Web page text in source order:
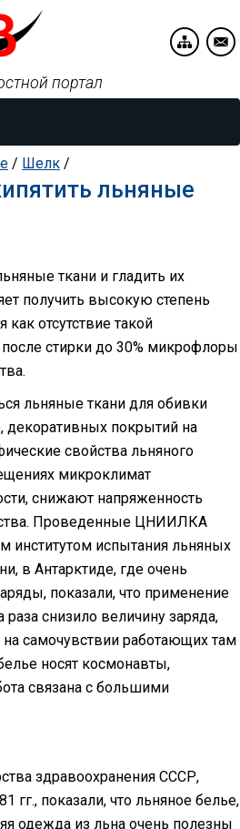
портал
/ Шелк /
льняные
ткани и гладить их
получить высокую степень
как отсутствие такой
стирки до 30% микрофлоры
льняные ткани для обивки
декоративных покрытий на
свойства льняного
микроклимат
снижают напряженность
Проведенные ЦНИИЛКА
институтом испытания льняных
в Антарктиде, где очень
показали, что применение
снизило величину заряда,
самочувствии работающих там
носят космонавты,
связана с большими
здравоохранения СССР,
гг., показали, что льняное белье,
одежда из льна очень полезны